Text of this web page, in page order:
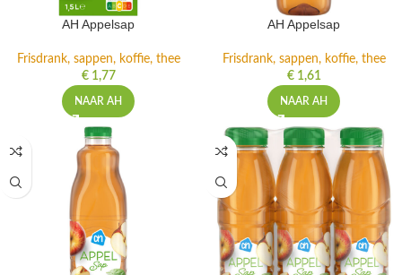
AH Appelsap
Frisdrank, sappen, koffie, thee
€1,77
NAAR AH
AH Appelsap
Frisdrank, sappen, koffie, thee
€1,61
NAAR AH